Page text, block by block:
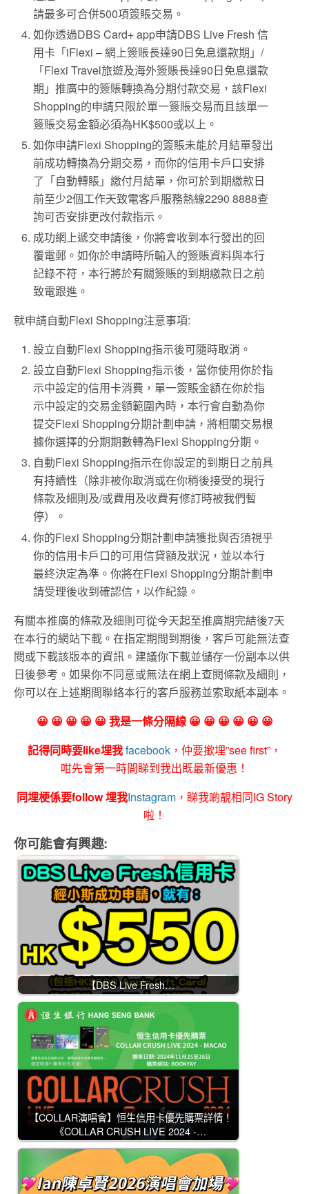
請最多可合併500項簽賬交易。
如你透過DBS Card+ app申請DBS Live Fresh 信
用卡「iFlexi – 網上簽賬長達90日免息還款期」/
「Flexi Travel旅遊及海外簽賬長達90日免息還款
期」推廣中的簽賬轉換為分期付款交易，該Flexi
Shopping的申請只限於單一簽賬交易而且該單一
簽賬交易金額必須為HK$500或以上。
如你申請Flexi Shopping的簽賬未能於月結單發出
前成功轉換為分期交易，而你的信用卡戶口安排
了「自動轉賬」繳付月結單，你可於到期繳款日
前至少2個工作天致電客戶服務熱線2290 8888查
詢可否安排更改付款指示。
成功網上遞交申請後，你將會收到本行發出的回
覆電郵。如你於申請時所輸入的簽賬資料與本行
記錄不符，本行將於有關簽賬的到期繳款日之前
致電跟進。
就申請自動Flexi Shopping注意事項:
設立自動Flexi Shopping指示後可隨時取消。
設立自動Flexi Shopping指示後，當你使用你於指
示中設定的信用卡消費，單一簽賬金額在你於指
示中設定的交易金額範圍內時，本行會自動為你
提交Flexi Shopping分期計劃申請，將相關交易根
據你選擇的分期期數轉為Flexi Shopping分期。
自動Flexi Shopping指示在你設定的到期日之前具
有持續性（除非被你取消或在你稍後接受的現行
條款及細則及/或費用及收費有修訂時被我們暫
停）。
你的Flexi Shopping分期計劃申請獲批與否須視乎
你的信用卡戶口的可用信貸額及狀況，並以本行
最終決定為準。你將在Flexi Shopping分期計劃申
請受理後收到確認信，以作紀錄。
有關本推廣的條款及細則可從今天起至推廣期完結後7天
在本行的網站下載。在指定期間到期後，客戶可能無法查
閱或下載該版本的資訊。建議你下載並儲存一份副本以供
日後參考。如果你不同意或無法在網上查閱條款及細則，
你可以在上述期間聯絡本行的客戶服務並索取紙本副本。
😀 😀 😀 😀 😀 我是一條分隔線 😀 😀 😀 😀 😀 😀
記得同時要like埋我facebook ，仲要撳埋”see first”，
咁先會第一時間睇到我出既最新優惠！
同埋梗係要follow 埋我Instagram ，睇我啲靚相同IG Story
啦！
你可能會有興趣:
【DBS Live Fresh…
【COLLAR演唱會】恒生信用卡優先購票詳情！
《COLLAR CRUSH LIVE 2024 -…